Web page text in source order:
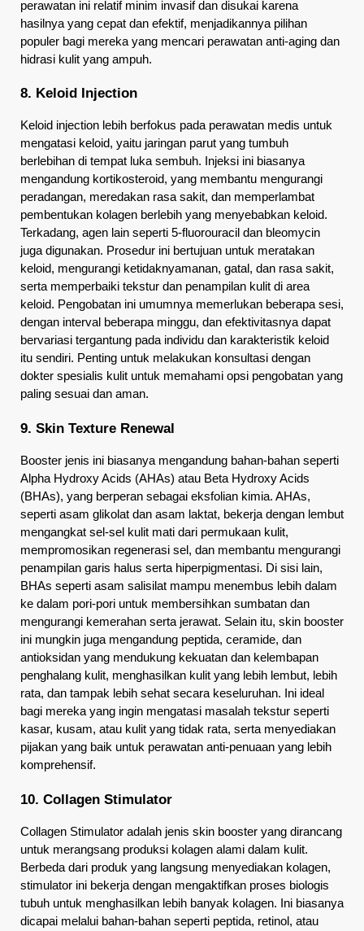
perawatan ini relatif minim invasif dan disukai karena
hasilnya yang cepat dan efektif, menjadikannya pilihan
populer bagi mereka yang mencari perawatan anti-aging dan
hidrasi kulit yang ampuh.
8. Keloid Injection
Keloid injection lebih berfokus pada perawatan medis untuk
mengatasi keloid, yaitu jaringan parut yang tumbuh
berlebihan di tempat luka sembuh. Injeksi ini biasanya
mengandung kortikosteroid, yang membantu mengurangi
peradangan, meredakan rasa sakit, dan memperlambat
pembentukan kolagen berlebih yang menyebabkan keloid.
Terkadang, agen lain seperti 5-fluorouracil dan bleomycin
juga digunakan. Prosedur ini bertujuan untuk meratakan
keloid, mengurangi ketidaknyamanan, gatal, dan rasa sakit,
serta memperbaiki tekstur dan penampilan kulit di area
keloid. Pengobatan ini umumnya memerlukan beberapa sesi,
dengan interval beberapa minggu, dan efektivitasnya dapat
bervariasi tergantung pada individu dan karakteristik keloid
itu sendiri. Penting untuk melakukan konsultasi dengan
dokter spesialis kulit untuk memahami opsi pengobatan yang
paling sesuai dan aman.
9. Skin Texture Renewal
Booster jenis ini biasanya mengandung bahan-bahan seperti
Alpha Hydroxy Acids (AHAs) atau Beta Hydroxy Acids
(BHAs), yang berperan sebagai eksfolian kimia. AHAs,
seperti asam glikolat dan asam laktat, bekerja dengan lembut
mengangkat sel-sel kulit mati dari permukaan kulit,
mempromosikan regenerasi sel, dan membantu mengurangi
penampilan garis halus serta hiperpigmentasi. Di sisi lain,
BHAs seperti asam salisilat mampu menembus lebih dalam
ke dalam pori-pori untuk membersihkan sumbatan dan
mengurangi kemerahan serta jerawat. Selain itu, skin booster
ini mungkin juga mengandung peptida, ceramide, dan
antioksidan yang mendukung kekuatan dan kelembapan
penghalang kulit, menghasilkan kulit yang lebih lembut, lebih
rata, dan tampak lebih sehat secara keseluruhan. Ini ideal
bagi mereka yang ingin mengatasi masalah tekstur seperti
kasar, kusam, atau kulit yang tidak rata, serta menyediakan
pijakan yang baik untuk perawatan anti-penuaan yang lebih
komprehensif.
10. Collagen Stimulator
Collagen Stimulator adalah jenis skin booster yang dirancang
untuk merangsang produksi kolagen alami dalam kulit.
Berbeda dari produk yang langsung menyediakan kolagen,
stimulator ini bekerja dengan mengaktifkan proses biologis
tubuh untuk menghasilkan lebih banyak kolagen. Ini biasanya
dicapai melalui bahan-bahan seperti peptida, retinol, atau